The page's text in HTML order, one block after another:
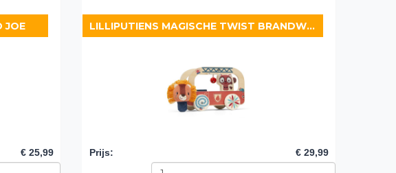
JOE
€ 25,99
LILLIPUTIENS MAGISCHE TWIST BRANDWEERWAGEN JACK
Prijs: € 29,99